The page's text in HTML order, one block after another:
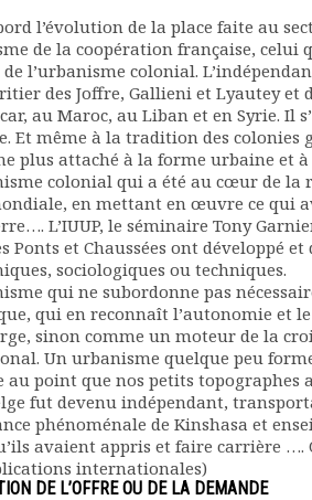
l’évolution de la place faite au
de la coopération française, celui
l’urbanisme colonial.
des Joffre, Gallieni et Lyautey et
au Maroc, au Liban et en Syrie. Il
Et même à la tradition des
plus attaché à la forme urbaine et
colonial qui a été au cœur de la
en mettant en œuvre ce qui
L’IUUP, le séminaire Tony
Ponts et Chaussées ont développé
sociologiques ou techniques.
qui ne subordonne pas
qui en reconnaît l’autonomie et
sinon comme un moteur de la
Un urbanisme quelque peu
point que nos petits topographes
fut devenu indépendant,
phénoménale de Kinshasa et
avaient appris et faire carrière ….
internationales)
DE L’OFFRE OU DE LA DEMANDE